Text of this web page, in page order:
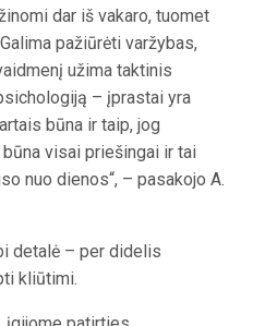
dar iš vakaro, tuomet
pažiūrėti varžybas,
užima taktinis
– įprastai yra
būna ir taip, jog
visai priešingai ir tai
nuo dienos“, – pasakojo A.
detalė – per didelis
kliūtimi.